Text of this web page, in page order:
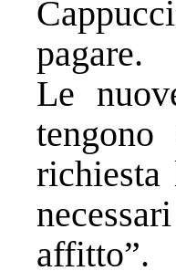
pagare.
Le
affitto”.